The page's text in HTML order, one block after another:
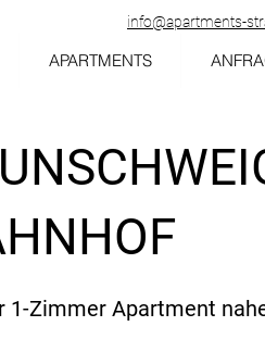
info@apartments-
APARTMENTS
1-Zimmer Apartment